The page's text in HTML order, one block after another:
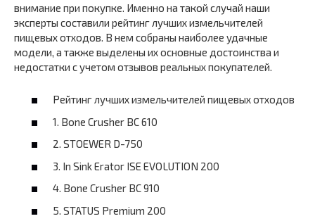
внимание при покупке. Именно на такой случай наши
эксперты составили рейтинг лучших измельчителей
пищевых отходов. В нем собраны наиболее удачные
модели, а также выделены их основные достоинства и
недостатки с учетом отзывов реальных покупателей.
Рейтинг лучших измельчителей пищевых отходов
1. Bone Crusher BC 610
2. STOEWER D-750
3. In Sink Erator ISE EVOLUTION 200
4. Bone Crusher BC 910
5. STATUS Premium 200